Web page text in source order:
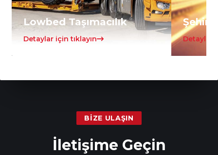
Lowbed Taşımacılık
Detaylar için tıklayın Detaylar
BIZE ULAŞIN
İletişime Geçin